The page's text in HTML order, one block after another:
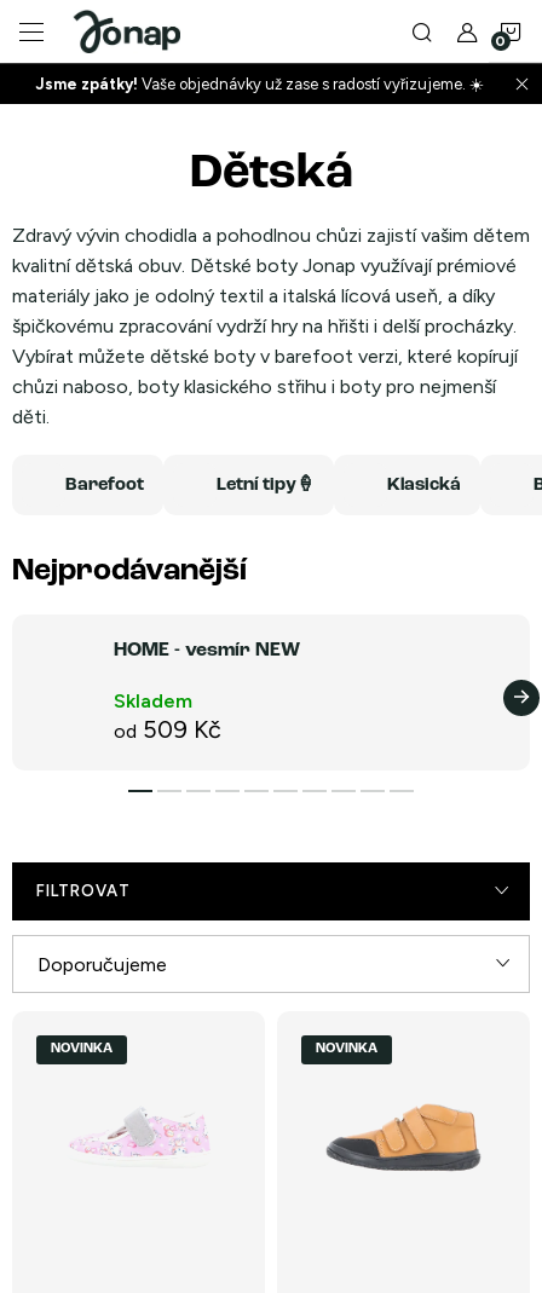
obsah
+
Jsme zpátky! Vaše objednávky už zase s radostí vyřizujeme. ☀️
Dětská
Zdravý vývin chodidla a pohodlnou chůzi zajistí vašim dětem
kvalitní dětská obuv. Dětské boty Jonap využívají prémiové
materiály jako je odolný textil a italská lícová useň, a díky
špičkovému zpracování vydrží hry na hřišti i delší procházky.
Vybírat můžete dětské boty v barefoot verzi, které kopírují
chůzi naboso, boty klasického střihu i boty pro nejmenší
děti.
Barefoot Letní tipy🍦 Klasická
Nejprodávanější
HOME - vesmír NEW
Skladem
od 509 Kč
FILTROVAT
a
Doporučujeme
Nejprodávanější
NOVINKA NOVINKA